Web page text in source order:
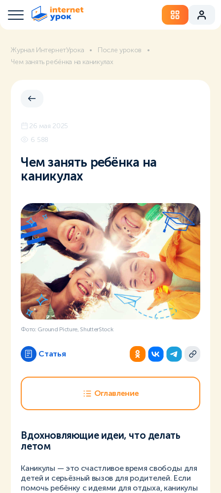
Журнал ИнтернетУрока
После уроков
Чем занять ребёнка на каникулах
26 мая 2025
6 588
Чем занять ребёнка на
каникулах
Фото: Ground Picture, ShutterStock
Статья
Оглавление
Вдохновляющие идеи, что делать
летом
Каникулы — это счастливое время свободы для
детей и серьёзный вызов для родителей. Если
помочь ребёнку с идеями для отдыха, каникулы